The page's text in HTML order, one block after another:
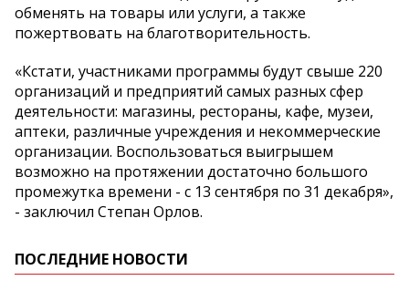
обменять на товары или услуги, а также
пожертвовать на благотворительность.
«Кстати, участниками программы будут свыше 220
организаций и предприятий самых разных сфер
деятельности: магазины, рестораны, кафе, музеи,
аптеки, различные учреждения и некоммерческие
организации. Воспользоваться выигрышем
возможно на протяжении достаточно большого
промежутка времени - с 13 сентября по 31 декабря»,
- заключил Степан Орлов.
ПОСЛЕДНИЕ НОВОСТИ